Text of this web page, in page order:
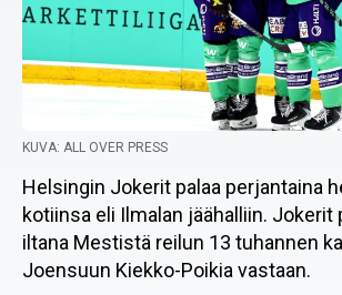
KUVA: ALL OVER PRESS
Helsingin Jokerit palaa perjantaina
kotiinsa eli Ilmalan jäähalliin. Jokerit
iltana Mestistä reilun 13 tuhannen
Joensuun Kiekko-Poikia vastaan.